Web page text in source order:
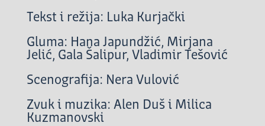
Tekst i režija: Luka Kurjački
Gluma: Hana Japundžić, Mirjana
Jelić, Gala Šalipur, Vladimir Tešović
Scenografija: Nera Vulović
Zvuk i muzika: Alen Duš i Milica
Kuzmanovski